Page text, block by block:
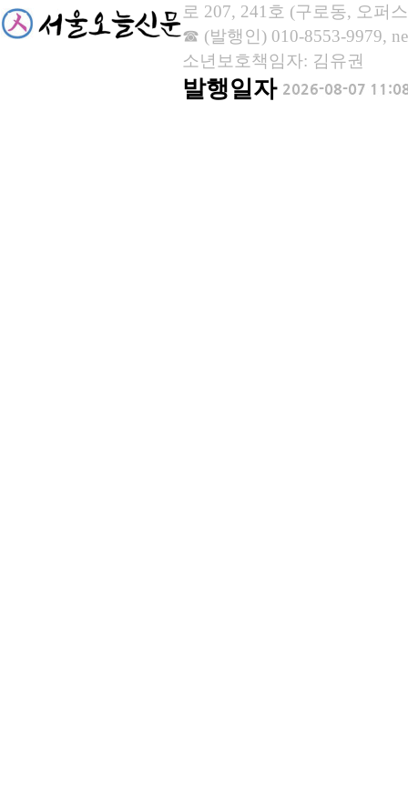
로 207, 241호 (구로동, 오퍼
☎ (발행인) 010-8553-9979,
소년보호책임자: 김유권
발행일자